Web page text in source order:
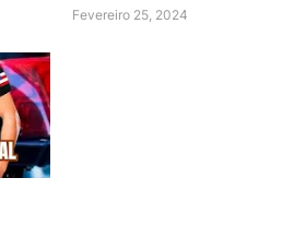
Fevereiro 25, 2024